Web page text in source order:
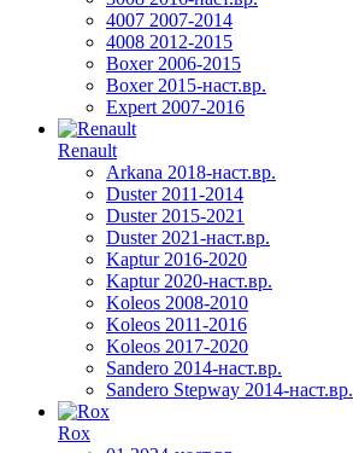
4007 2007-2014
4008 2012-2015
Boxer 2006-2015
Boxer 2015-наст.вр.
Expert 2007-2016
Renault
Arkana 2018-наст.вр.
Duster 2011-2014
Duster 2015-2021
Duster 2021-наст.вр.
Kaptur 2016-2020
Kaptur 2020-наст.вр.
Koleos 2008-2010
Koleos 2011-2016
Koleos 2017-2020
Sandero 2014-наст.вр.
Sandero Stepway 2014-наст.вр.
Rox